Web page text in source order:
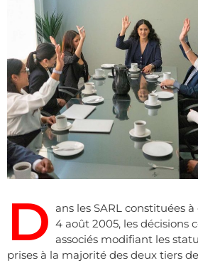
D ans les SARL constituées
4 août 2005, les décisions
associés modifiant les
prises à la majorité des deux tiers